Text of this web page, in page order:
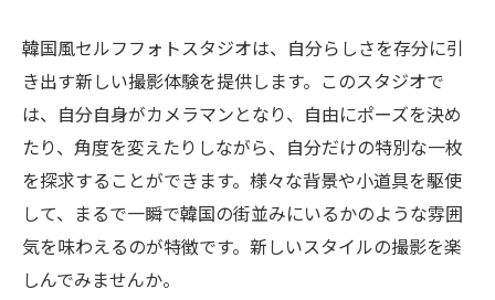
韓国風セルフフォトスタジオは、自分らしさを存分に引
き出す新しい撮影体験を提供します。このスタジオで
は、自分自身がカメラマンとなり、自由にポーズを決め
たり、角度を変えたりしながら、自分だけの特別な一枚
を探求することができます。様々な背景や小道具を駆使
して、まるで一瞬で韓国の街並みにいるかのような雰囲
気を味わえるのが特徴です。新しいスタイルの撮影を楽
しんでみませんか。